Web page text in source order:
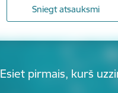
Sniegt atsauksmi
Esiet pirmais, kurš